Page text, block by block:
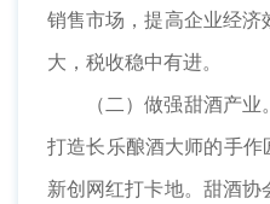
销售市场，提高企业经
大，税收稳中有进。
（二）做强甜酒产
打造长乐酿酒大师的手作
新创网红打卡地。甜酒协